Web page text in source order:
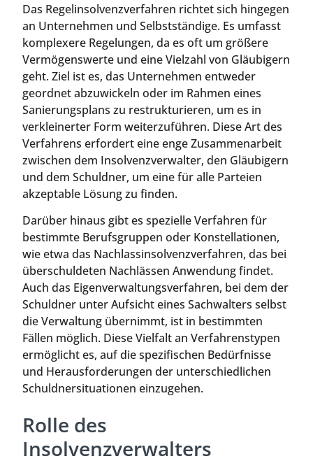
Das Regelinsolvenzverfahren richtet sich hingegen
an Unternehmen und Selbstständige. Es umfasst
komplexere Regelungen, da es oft um größere
Vermögenswerte und eine Vielzahl von Gläubigern
geht. Ziel ist es, das Unternehmen entweder
geordnet abzuwickeln oder im Rahmen eines
Sanierungsplans zu restrukturieren, um es in
verkleinerter Form weiterzuführen. Diese Art des
Verfahrens erfordert eine enge Zusammenarbeit
zwischen dem Insolvenzverwalter, den Gläubigern
und dem Schuldner, um eine für alle Parteien
akzeptable Lösung zu finden.
Darüber hinaus gibt es spezielle Verfahren für
bestimmte Berufsgruppen oder Konstellationen,
wie etwa das Nachlassinsolvenzverfahren, das bei
überschuldeten Nachlässen Anwendung findet.
Auch das Eigenverwaltungsverfahren, bei dem der
Schuldner unter Aufsicht eines Sachwalters selbst
die Verwaltung übernimmt, ist in bestimmten
Fällen möglich. Diese Vielfalt an Verfahrenstypen
ermöglicht es, auf die spezifischen Bedürfnisse
und Herausforderungen der unterschiedlichen
Schuldnersituationen einzugehen.
Rolle des
Insolvenzverwalters